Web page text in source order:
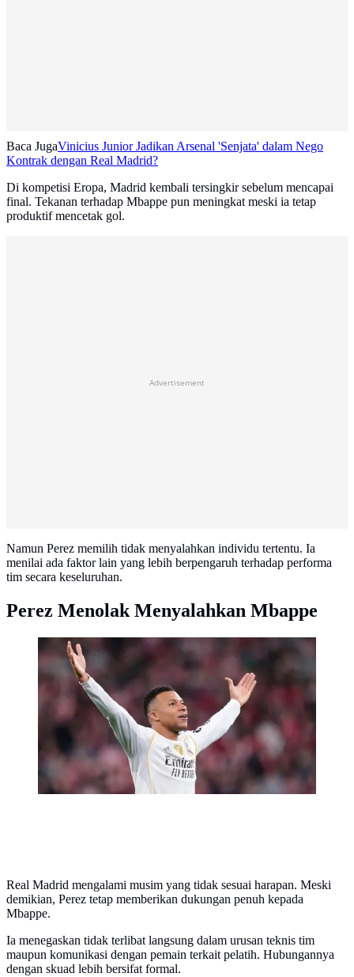
Baca JugaVinicius Junior Jadikan Arsenal 'Senjata' dalam Nego
Kontrak dengan Real Madrid?
Di kompetisi Eropa, Madrid kembali tersingkir sebelum mencapai
final. Tekanan terhadap Mbappe pun meningkat meski ia tetap
produktif mencetak gol.
Advertisement
Namun Perez memilih tidak menyalahkan individu tertentu. Ia
menilai ada faktor lain yang lebih berpengaruh terhadap performa
tim secara keseluruhan.
Perez Menolak Menyalahkan Mbappe
Pemain Real Madrid, Kylian Mbappe melakukan
selebrasi setelah mencetak gol ke gawang Athletic
Bilbao dalam laga lanjutan Liga Spanyol 2025/2026 di
Stadion San Mames, Bilbao, Spanyol, Rabu
(03/12/2025). (AP Photo/Jose Breton)
Real Madrid mengalami musim yang tidak sesuai harapan. Meski
demikian, Perez tetap memberikan dukungan penuh kepada
Mbappe.
Ia menegaskan tidak terlibat langsung dalam urusan teknis tim
maupun komunikasi dengan pemain terkait pelatih. Hubungannya
dengan skuad lebih bersifat formal.